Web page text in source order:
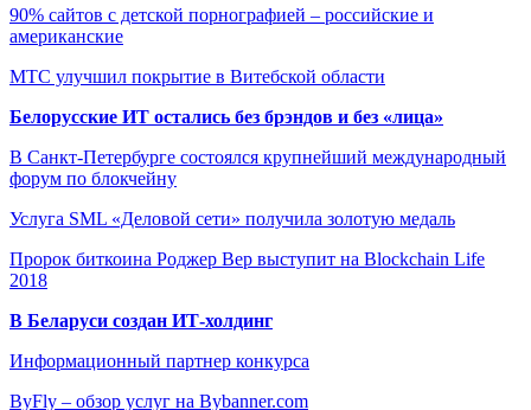
90% сайтов с детской порнографией – российские и
американские
МТС улучшил покрытие в Витебской области
Белорусские ИТ остались без брэндов и без «лица»
В Санкт-Петербурге состоялся крупнейший международный
форум по блокчейну
Услуга SML «Деловой сети» получила золотую медаль
Пророк биткоина Роджер Вер выступит на Blockchain Life
2018
В Беларуси создан ИТ-холдинг
Информационный партнер конкурса
ByFly – обзор услуг на Bybanner.com